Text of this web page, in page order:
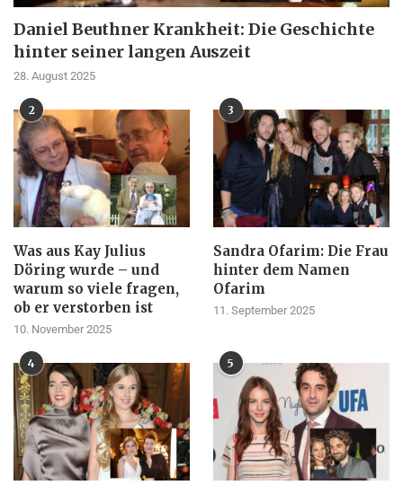
Daniel Beuthner Krankheit: Die Geschichte
hinter seiner langen Auszeit
28. August 2025
2
Was aus Kay Julius
Döring wurde – und
warum so viele fragen,
ob er verstorben ist
10. November 2025
3
Sandra Ofarim: Die Frau
hinter dem Namen
Ofarim
11. September 2025
4 5